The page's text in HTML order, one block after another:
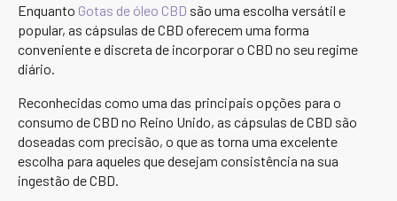
Enquanto Gotas de óleo CBD são uma escolha versátil e
popular, as cápsulas de CBD oferecem uma forma
conveniente e discreta de incorporar o CBD no seu regime
diário.
Reconhecidas como uma das principais opções para o
consumo de CBD no Reino Unido, as cápsulas de CBD são
doseadas com precisão, o que as torna uma excelente
escolha para aqueles que desejam consistência na sua
ingestão de CBD.